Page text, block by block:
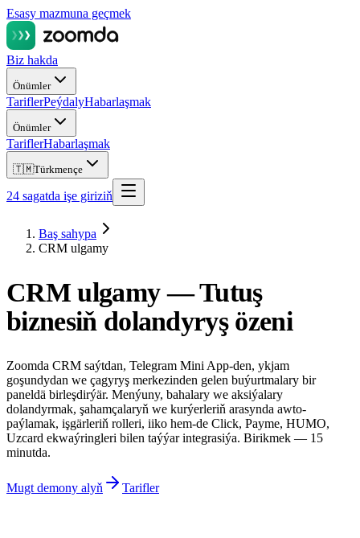
Esasy mazmuna geçmek
Biz hakda
Önümler
TariflerPeýdalyHabarlaşmak
Önümler
TariflerHabarlaşmak
🇹🇲Türkmençe
24 sagatda işe giriziň
Baş sahypa
CRM ulgamy
CRM ulgamy —Tutuş
biznesiň dolandyryş özeni
Zoomda CRM saýtdan, Telegram Mini App-den, ykjam
goşundydan we çagyryş merkezinden gelen buýurtmalary bir
paneldä birleşdirýär. Menýuny, bahalary we aksiýalary
dolandyrmak, şahamçalaryň we kurýerleriň arasynda awto-
paýlamak, işgärleriň rolleri, iiko hem-de Click, Payme, HUMO,
Uzcard ekwaýringleri bilen taýýar integrasiýa. Birikmek — 15
minutda.
Mugt demony alyň Tarifler